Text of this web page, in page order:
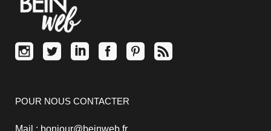
POUR NOUS CONTACTER
Mail : bonjour@beinweb.fr